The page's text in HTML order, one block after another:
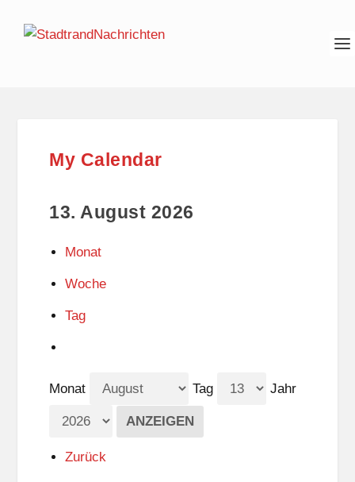
My Calendar
13. August 2026
Monat
Woche
Tag
Monat Tag Jahr
Zurück